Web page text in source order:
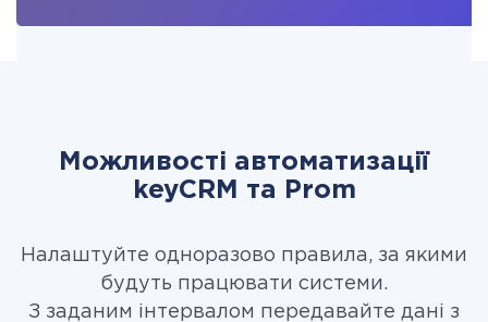
Можливості автоматизації
keyCRM та Prom
Налаштуйте одноразово правила, за якими
будуть працювати системи.
З заданим інтервалом передавайте дані з